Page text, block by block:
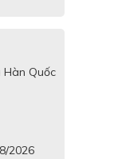
Quốc
2026